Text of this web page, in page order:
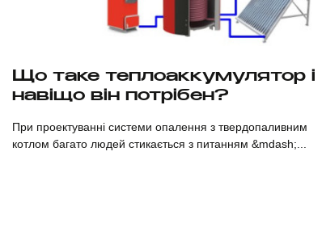
Дивитися
Що таке теплоаккумулятор і
навіщо він потрібен?
При проектуванні системи опалення з твердопаливним
котлом багато людей стикається з питанням &mdash;...